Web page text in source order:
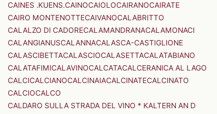
CAINES .KUENS.CAINOCAIOLOCAIRANOCAIRATE
CAIRO MONTENOTTECAIVANOCALABRITTO
CALALZO DI CADORECALAMANDRANACALAMONACI
CALANGIANUSCALANNACALASCA-CASTIGLIONE
CALASCIBETTACALASCIOCALASETTACALATABIANO
CALATAFIMICALAVINOCALCATACALCERANICA AL LAGO
CALCICALCIANOCALCINAIACALCINATECALCINATO
CALCIOCALCO
CALDARO SULLA STRADA DEL VINO * KALTERN AN D